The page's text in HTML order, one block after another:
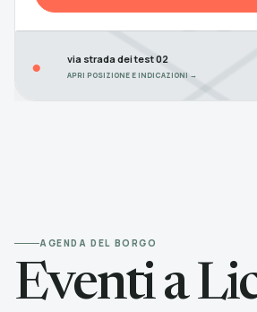
● via strada dei test 02
APRI POSIZIONE E INDICAZIONI →
AGENDA DEL BORGO
Eventi a